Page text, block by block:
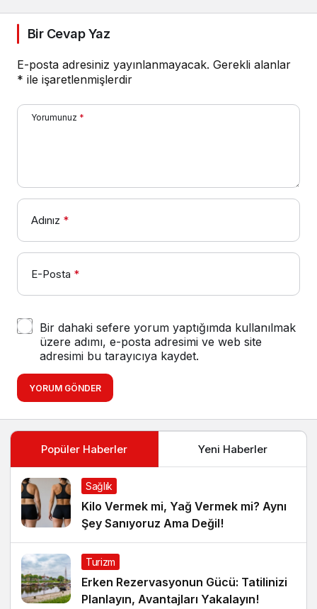
Bir Cevap Yaz
E-posta adresiniz yayınlanmayacak. Gerekli alanlar
* ile işaretlenmişlerdir
Yorumunuz *
Adınız *
E-Posta *
Bir dahaki sefere yorum yaptığımda kullanılmak
üzere adımı, e-posta adresimi ve web site
adresimi bu tarayıcıya kaydet.
YORUM GÖNDER
Popüler Haberler Yeni Haberler
Sağlık
Kilo Vermek mi, Yağ Vermek mi? Aynı
Şey Sanıyoruz Ama Değil!
Turizm
Erken Rezervasyonun Gücü: Tatilinizi
Planlayın, Avantajları Yakalayın!